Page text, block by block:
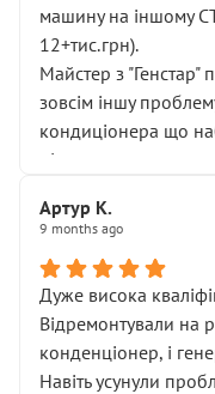
машину на іншому
12+тис.грн).
Майстер з "Генстар"
зовсім іншу
кондиціонера що
підсумку.
Артур К.
9 months ago
Дуже висока
Відремонтували на
конденціонер, і
Навіть усунули